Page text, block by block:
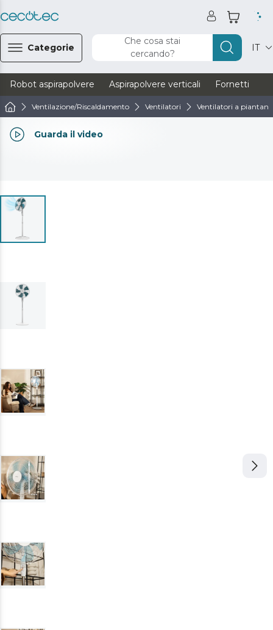
Categorie
Che cosa stai
cercando?
IT
Robot aspirapolvere Aspirapolvere verticali Fornetti
Ventilazione/Riscaldamento Ventilatori Ventilatori a piantana
Guarda il video